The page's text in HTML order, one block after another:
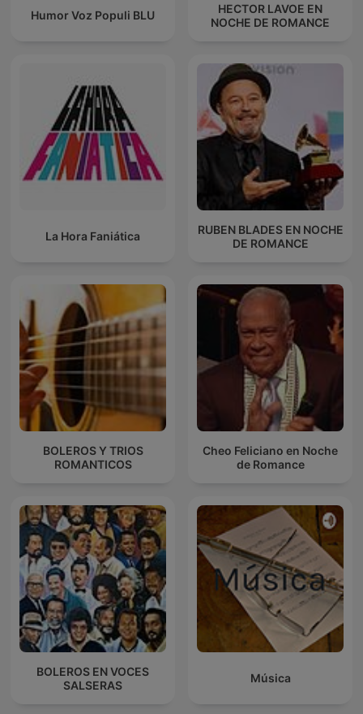
Humor Voz Populi BLU
HECTOR LAVOE EN
NOCHE DE ROMANCE
La Hora Faniática
RUBEN BLADES EN NOCHE
DE ROMANCE
BOLEROS Y TRIOS
ROMANTICOS
Cheo Feliciano en Noche
de Romance
BOLEROS EN VOCES
SALSERAS
Música